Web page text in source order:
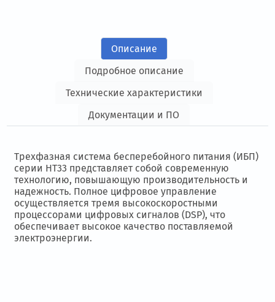
Описание
Подробное описание
Технические характеристики
Документации и ПО
Трехфазная система бесперебойного питания (ИБП)
серии HT33 представляет собой современную
технологию, повышающую производительность и
надежность. Полное цифровое управление
осуществляется тремя высокоскоростными
процессорами цифровых сигналов (DSP), что
обеспечивает высокое качество поставляемой
электроэнергии.